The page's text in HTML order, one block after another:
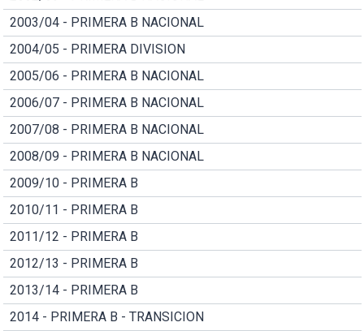
2003/04 - PRIMERA B NACIONAL
2004/05 - PRIMERA DIVISION
2005/06 - PRIMERA B NACIONAL
2006/07 - PRIMERA B NACIONAL
2007/08 - PRIMERA B NACIONAL
2008/09 - PRIMERA B NACIONAL
2009/10 - PRIMERA B
2010/11 - PRIMERA B
2011/12 - PRIMERA B
2012/13 - PRIMERA B
2013/14 - PRIMERA B
2014 - PRIMERA B - TRANSICION